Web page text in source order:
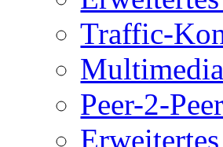
Traffic-
Peer-2-